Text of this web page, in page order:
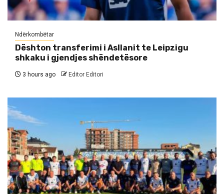
Ndërkombëtar
Dështon transferimi i Asllanit te Leipzigu
shkaku i gjendjes shëndetësore
3 hours ago Editor Editori